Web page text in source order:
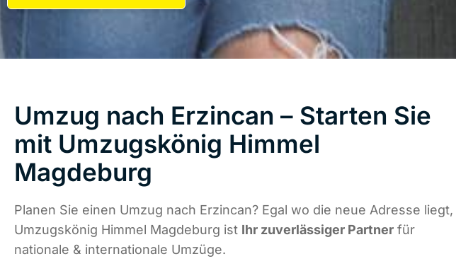
Umzug nach Erzincan – Starten Sie
mit Umzugskönig Himmel
Magdeburg
Planen Sie einen Umzug nach Erzincan? Egal wo die neue Adresse liegt,
Umzugskönig Himmel Magdeburg ist Ihr zuverlässiger Partner für
nationale & internationale Umzüge.